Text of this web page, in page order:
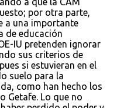
por otra parte,
a una importante
de educación
IU pretenden ignorar
sus criterios de
si estuvieran en el
suelo para la
como han hecho los
Getafe. Lo que no